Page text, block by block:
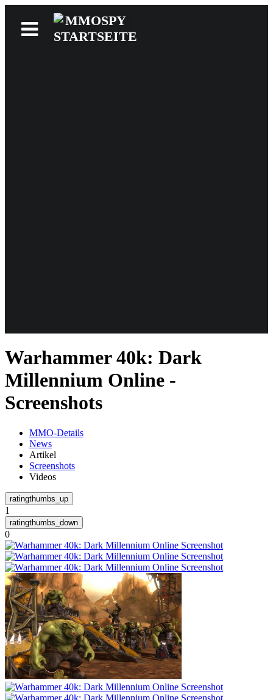
Follow us
Warhammer 40k: Dark
Millennium Online -
Screenshots
MMO-Details
News
Artikel
Screenshots
Videos
1
0